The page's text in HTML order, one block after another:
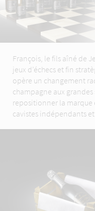
François, le fils aîné de
jeux d’échecs et fin
opère un changement
champagne aux
repositionner la marque
cavistes indépendants